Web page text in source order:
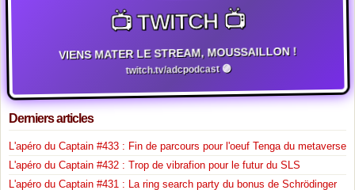
📺 TWITCH 📺
VIENS MATER LE STREAM, MOUSSAILLON !
twitch.tv/adcpodcast 🟣
Derniers articles
L'apéro du Captain #433 : Fin de parcours pour l'oeuf Tenga du metaverse
L'apéro du Captain #432 : Trop de vibrafion pour le futur du SLS
L'apéro du Captain #431 : La ring search party du bonus de Schrödinger